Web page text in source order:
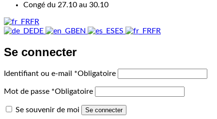
Congé du 27.10 au 30.10
FR
DE
EN ES FR
Se connecter
Identifiant ou e-mail *Obligatoire
Mot de passe *Obligatoire
Se souvenir de moi Se connecter